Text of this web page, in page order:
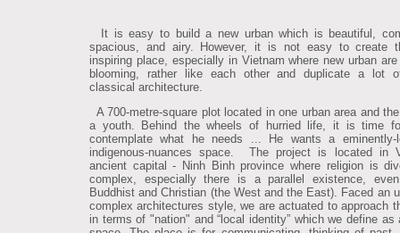
It is easy to build a new urban which is beautiful,
spacious, and airy. However, it is not easy to create
inspiring place, especially in Vietnam where new urban
blooming, rather like each other and duplicate a lot
classical architecture.
A 700-metre-square plot located in one urban area and
a youth. Behind the wheels of hurried life, it is time
contemplate what he needs ... He wants a eminently-
indigenous-nuances space. The project is located in
ancient capital - Ninh Binh province where religion is
complex, especially there is a parallel existence,
Buddhist and Christian (the West and the East). Faced an
complex architectures style, we are actuated to approach
in terms of "nation" and “local identity” which we define as